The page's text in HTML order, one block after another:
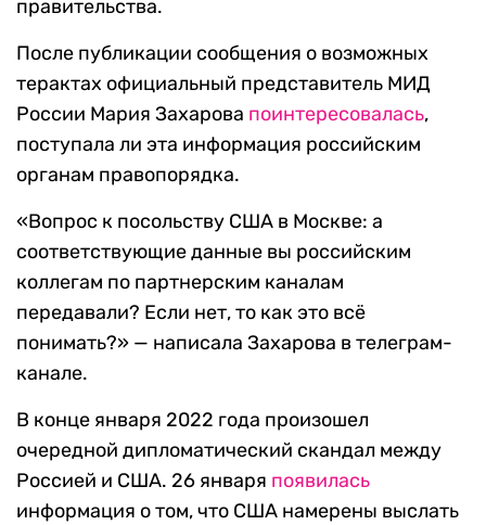
правительства.
После публикации сообщения о возможных
терактах официальный представитель МИД
России Мария Захарова поинтересовалась,
поступала ли эта информация российским
органам правопорядка.
«Вопрос к посольству США в Москве: а
соответствующие данные вы российским
коллегам по партнерским каналам
передавали? Если нет, то как это всё
понимать?» — написала Захарова в телеграм-
канале.
В конце января 2022 года произошел
очередной дипломатический скандал между
Россией и США. 26 января появилась
информация о том, что США намерены выслать